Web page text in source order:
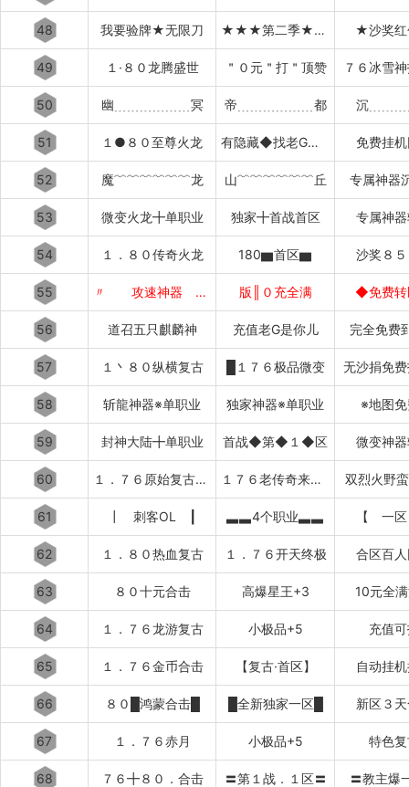
48 我要验牌★无限刀 ★★★第二季★★★ ★沙奖
49 １·８０龙腾盛世 ＂０元＂打＂顶赞 ７６冰雪
50 幽﹍﹍﹍﹍﹍﹍冥 帝﹍﹍﹍﹍﹍﹍都 沉
51 １●８０至尊火龙 有隐藏◆找老G退款 免费挂
52 魔﹌﹌﹌﹌﹌﹌龙 山﹌﹌﹌﹌﹌﹌丘 专属神器
53 微变火龙╋单职业 独家╋首战首区 专属神
54 １．８０传奇火龙 180▆首区▆ 沙奖８
55 〃 攻速神器 〃 版║０充全满 ◆免费
56 道召五只麒麟神 充值老G是你儿 完全免费
57 １丶８０纵横复古 █１７６极品微变 无沙捐免
58 斩龍神器※单职业 独家神器※单职业 ※地图
59 封神大陆╋单职业 首战◆第◆１◆区 微变神
60 １．７６原始复古███████ １７６老传奇来了████████ 双烈火野
61 ┃ 刺客OL ┃ ▃▃4个职业▃▃ 【 一
62 １．８０热血复古 １．７６开天终极 合区百
63 ８０十元合击 高爆星王+3 10元全
64 １．７６龙游复古 小极品+5 充值
65 １．７６金币合击 【复古·首区】 自动挂
66 ８０█鸿蒙合击█ █全新独家一区█ 新区３
67 １．７６赤月 小极品+5 特色
68 ７６╋８０．合击 〓第１战．１区〓 〓教主爆